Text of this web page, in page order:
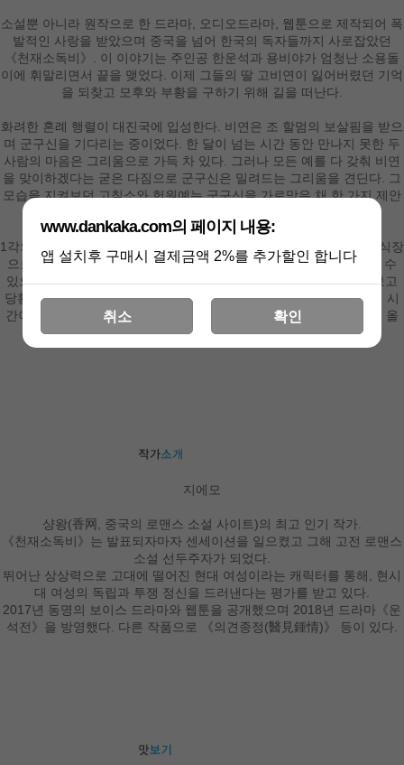
소설뿐 아니라 원작으로 한 드라마, 오디오드라마, 웹툰으로 제작되어 폭
발적인 사랑을 받았으며 중국을 넘어 한국의 독자들까지 사로잡았던
《천재소독비》. 이 이야기는 주인공 한운석과 용비야가 엄청난 소용돌
이에 휘말리면서 끝을 맺었다. 이제 그들의 딸 고비연이 잃어버렸던 기억
을 되찾고 모후와 부황을 구하기 위해 길을 떠난다.
화려한 혼례 행렬이 대진국에 입성한다. 비연은 조 할멈의 보살핌을 받으
며 군구신을 기다리는 중이었다. 한 달이 넘는 시간 동안 만나지 못한 두
사람의 마음은 그리움으로 가득 차 있다. 그러나 모든 예를 다 갖춰 비연
을 맞이하겠다는 굳은 다짐으로 군구신은 밀려드는 그리움을 견딘다. 그
모습을 지켜보던 고칠소와 헌원예는 군구신을 가로막은 채 한 가지 제안
1각의 시간 동안 같은 옷을 입은 여자들 사이에서 단 한 명을 선택해 식장
으로 가야 한다는 것이다. 군구신은 어떤 상황이라도 연아를 알아볼 수
있으리라 자신했으나 똑같은 옷차림에 면사포를 둘러쓴 여자들을 보고
당황한다. 그녀들에게 말을 걸 수도, 옷자락을 만질 수도 없다. 1각의 시
간이 흐른 뒤, 한 여자를 선택한 군구신은 한운석과 용비야에게 절을 올
린 후 길을 떠나는데…….
지에모
샹왕(香网, 중국의 로맨스 소설 사이트)의 최고 인기 작가.
《천재소독비》는 발표되자마자 센세이션을 일으켰고 그해 고전 로맨스
소설 선두주자가 되었다.
뛰어난 상상력으로 고대에 떨어진 현대 여성이라는 캐릭터를 통해, 현시
대 여성의 독립과 투쟁 정신을 드러낸다는 평가를 받고 있다.
2017년 동명의 보이스 드라마와 웹툰을 공개했으며 2018년 드라마《운
석전》을 방영했다. 다른 작품으로 《의견종정(醫見鍾情)》 등이 있다.
www.dankaka.com의 페이지 내용:
앱 설치후 구매시 결제금액 2%를 추가할인 합니다
취소 확인